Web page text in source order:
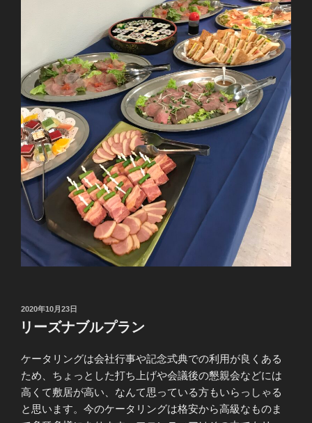
投
稿
日:
2020年10月23日
リーズナブルプラン
ケータリングは会社行事や記念式典での利用が良くある
ため、ちょっとした打ち上げや会議後の懇親会などには
高くて敷居が高い、なんて思っている方もいらっしゃる
と思います。今のケータリングは格安から高級なものま